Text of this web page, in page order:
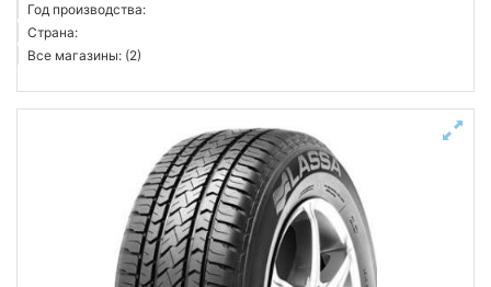
Год производства:
Страна:
Все магазины: (2)